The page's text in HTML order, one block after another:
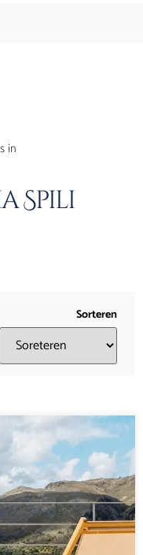
in
Spili
Sorteren